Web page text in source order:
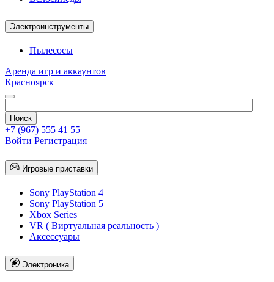
Электроинструменты
Пылесосы
Аренда игр и аккаунтов
Красноярск
+7 (967) 555 41 55
Войти Регистрация
Игровые приставки
Sony PlayStation 4
Sony PlayStation 5
Xbox Series
VR ( Виртуальная реальность )
Аксессуары
Электроника